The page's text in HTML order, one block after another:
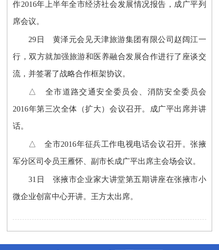
作2016年上半年全市经济社会发展情况报告，成广平列
席会议。
29日 黄泽元会见天津旅游集团有限公司赵阔江一
行，双方就加强旅游和医养融合发展合作进行了座谈交
流，并签署了战略合作框架协议。
△ 全市道路交通安全委员会、消防安全委员会
2016年第三次全体（扩大）会议召开。成广平出席并讲
话。
△ 全市2016年征兵工作电视电话会议召开。张掖
军分区司令员王雁怀、副市长成广平出席主会场会议。
31日 张掖市企业家大讲堂第五期讲座在张掖市小
微企业创富中心开讲。王方太出席。